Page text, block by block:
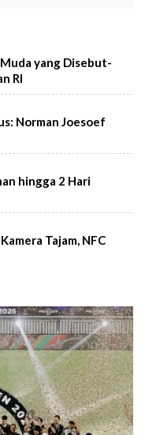
yang Disebut-
RI
Norman Joesoef
hingga 2 Hari
Tajam, NFC